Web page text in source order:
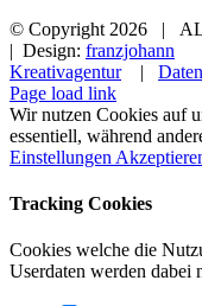
© Copyright 2026 |
| Design: franzjohann
Kreativagentur|
Page load link
Wir nutzen Cookies auf
essentiell, während
Einstellungen
Tracking Cookies
Cookies welche die
Userdaten werden dabei